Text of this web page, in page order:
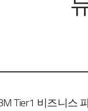
Tier1 비즈니스